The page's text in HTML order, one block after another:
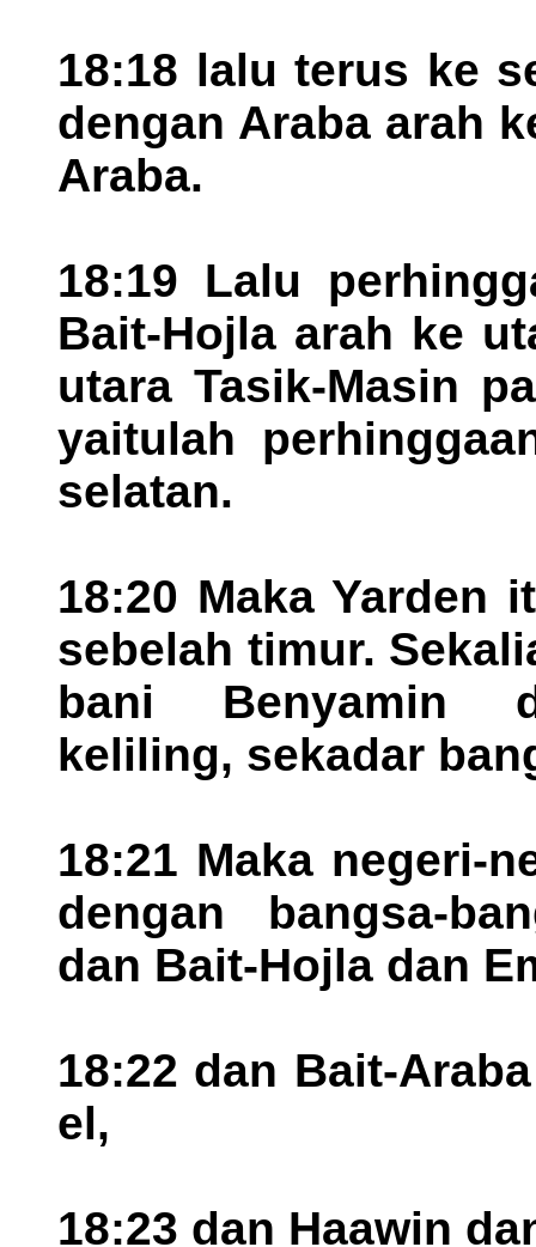
18:18 lalu terus ke
dengan Araba arah
Araba.
18:19 Lalu
Bait-Hojla arah ke
utara Tasik-Masin
yaitulah
selatan.
18:20 Maka Yarden
sebelah timur.
bani Benyamin
keliling, sekadar
18:21 Maka negeri-
dengan bangsa-
dan Bait-Hojla dan
18:22 dan Bait-
el,
18:23 dan Haawin